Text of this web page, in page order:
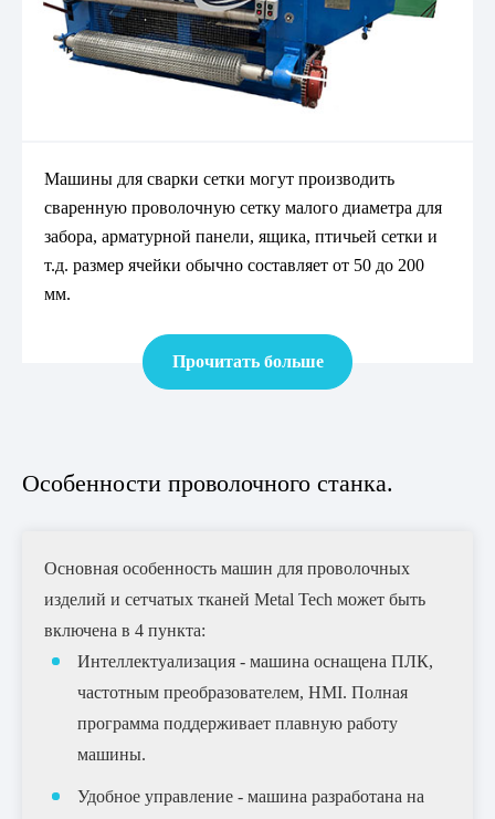
Машины для сварки сетки могут производить
сваренную проволочную сетку малого диаметра для
забора, арматурной панели, ящика, птичьей сетки и
т.д. размер ячейки обычно составляет от 50 до 200
мм.
Прочитать больше
Особенности проволочного станка.
Основная особенность машин для проволочных
изделий и сетчатых тканей Metal Tech может быть
включена в 4 пункта:
Интеллектуализация - машина оснащена ПЛК,
частотным преобразователем, HMI. Полная
программа поддерживает плавную работу
машины.
Удобное управление - машина разработана на